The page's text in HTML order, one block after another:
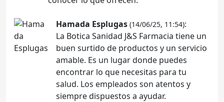
Hamada Esplugas (14/06/25, 11:54):
La Botica Sanidad J&S Farmacia tiene un
buen surtido de productos y un servicio
amable. Es un lugar donde puedes
encontrar lo que necesitas para tu
salud. Los empleados son atentos y
siempre dispuestos a ayudar.